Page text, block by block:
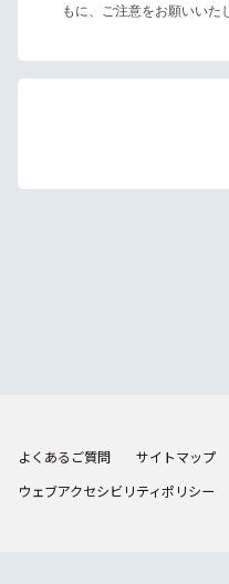
もに、ご注意をお願いいた
よくあるご質問 サイトマップ
ウェブアクセシビリティポリシー